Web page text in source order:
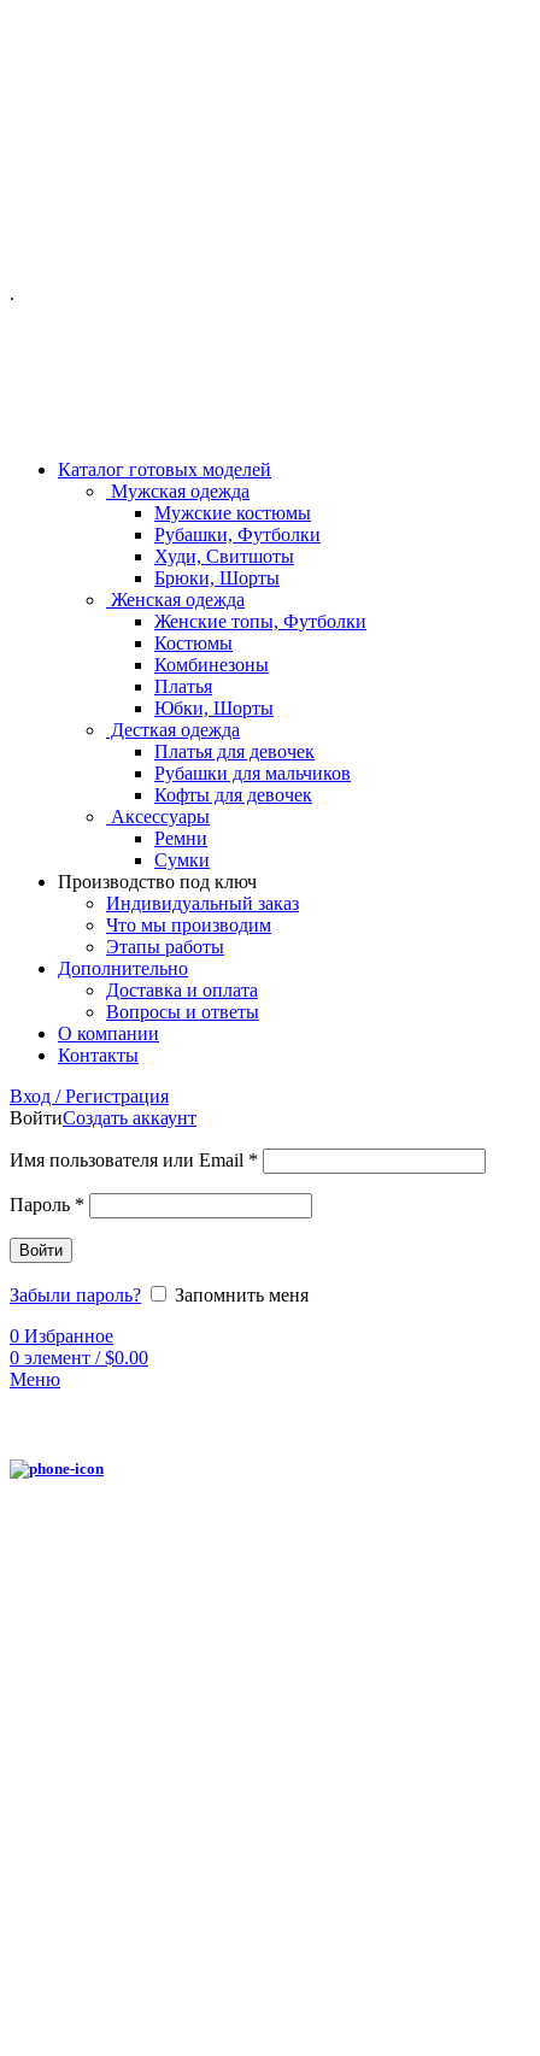
.
Каталог готовых моделей
Мужская одежда
Мужские костюмы
Рубашки, Футболки
Худи, Свитшоты
Брюки, Шорты
Женская одежда
Женские топы, Футболки
Костюмы
Комбинезоны
Платья
Юбки, Шорты
Десткая одежда
Платья для девочек
Рубашки для мальчиков
Кофты для девочек
Аксессуары
Ремни
Сумки
Производство под ключ
Индивидуальный заказ
Что мы производим
Этапы работы
Дополнительно
Доставка и оплата
Вопросы и ответы
О компании
Контакты
Вход / Регистрация
ВойтиСоздать аккаунт
Имя пользователя или Email *
Пароль *
Войти
Забыли пароль?
Запомнить меня
0 Избранное
0 элемент / $0.00
Меню